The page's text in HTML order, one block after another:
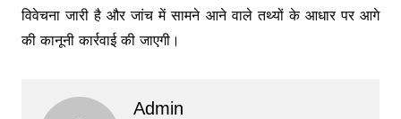
विवेचना जारी है और जांच में सामने आने वाले तथ्यों के आधार पर आगे
की कानूनी कार्रवाई की जाएगी।
Admin